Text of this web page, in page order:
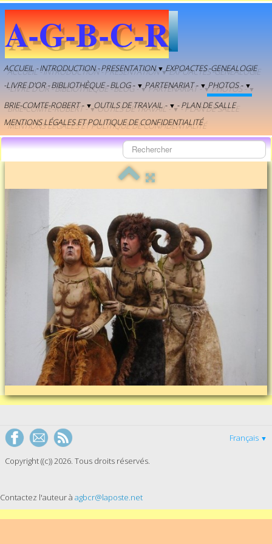
A-G-B-C-R
ACCUEIL -INTRODUCTION -PRESENTATION▼ EXPOACTES-GENEALOGIE
-LIVRE D'OR -BIBLIOTHÈQUE -BLOG - ▼ PARTENARIAT - ▼ PHOTOS - ▼
BRIE-COMTE-ROBERT - ▼ OUTILS DE TRAVAIL - ▼ - PLAN DE SALLE
MENTIONS LÉGALES ET POLITIQUE DE CONFIDENTIALITÉ
Français ▼
Copyright ((c)) 2026. Tous droits réservés.
Contactez l'auteur à agbcr@laposte.net